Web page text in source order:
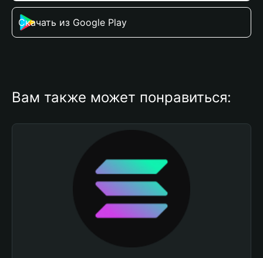
Скачать из Google Play
Вам также может понравиться: